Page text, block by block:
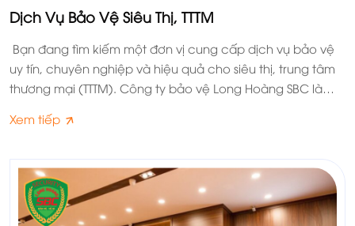
Dịch Vụ Bảo Vệ Siêu Thị, TTTM
Bạn đang tìm kiếm một đơn vị cung cấp dịch vụ bảo vệ
uy tín, chuyên nghiệp và hiệu quả cho siêu thị, trung tâm
thương mại (TTTM). Công ty bảo vệ Long Hoàng SBC là
chúng tôi chuyên cung cấp các dịch vụ bảo vệ cho các
– TTTM chuyên nghiệp.
Xem tiếp